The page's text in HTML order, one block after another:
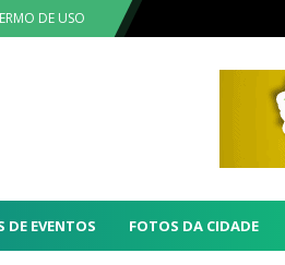
DE USO
DE EVENTOS FOTOS DA CIDADE